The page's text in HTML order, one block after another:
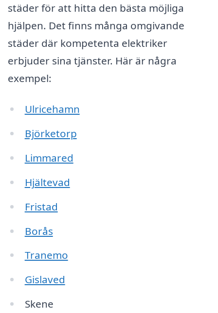
städer för att hitta den bästa möjliga
hjälpen. Det finns många omgivande
städer där kompetenta elektriker
erbjuder sina tjänster. Här är några
exempel:
Ulricehamn
Björketorp
Limmared
Hjältevad
Fristad
Borås
Tranemo
Gislaved
Skene